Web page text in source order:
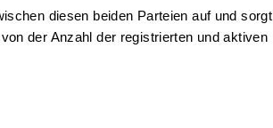
diesen beiden Parteien auf und sorgt
der Anzahl der registrierten und aktiven